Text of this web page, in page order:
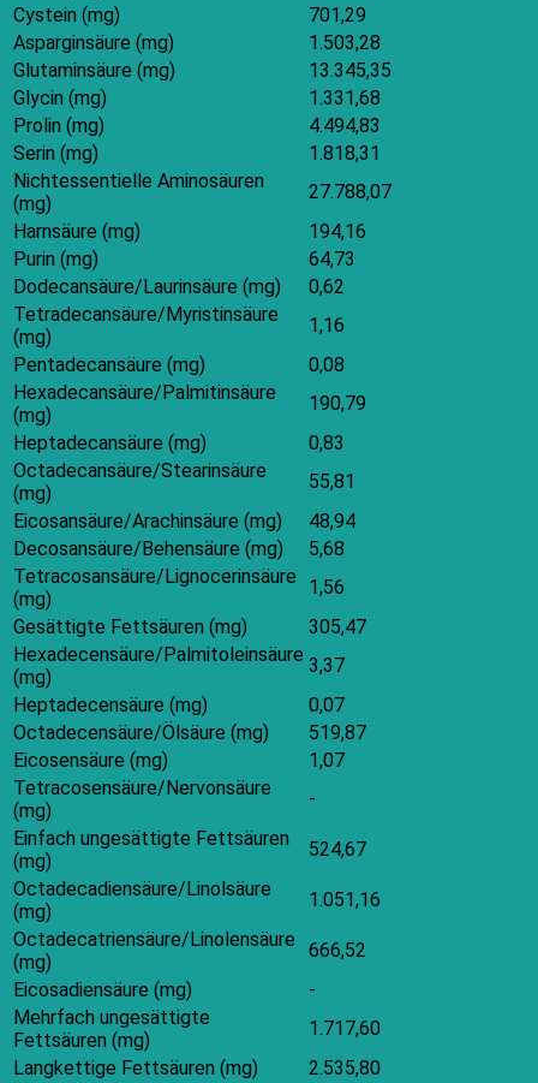
Cystein (mg)
701,29
Asparginsäure (mg)
1.503,28
Glutaminsäure (mg)
13.345,35
Glycin (mg)
1.331,68
Prolin (mg)
4.494,83
Serin (mg)
1.818,31
Nichtessentielle Aminosäuren
(mg)
27.788,07
Harnsäure (mg)
194,16
Purin (mg)
64,73
Dodecansäure/Laurinsäure (mg)
0,62
Tetradecansäure/Myristinsäure
(mg)
1,16
Pentadecansäure (mg)
0,08
Hexadecansäure/Palmitinsäure
(mg)
190,79
Heptadecansäure (mg)
0,83
Octadecansäure/Stearinsäure
(mg)
55,81
Eicosansäure/Arachinsäure (mg)
48,94
Decosansäure/Behensäure (mg)
5,68
Tetracosansäure/Lignocerinsäure
(mg)
1,56
Gesättigte Fettsäuren (mg)
305,47
Hexadecensäure/Palmitoleinsäure
(mg)
3,37
Heptadecensäure (mg)
0,07
Octadecensäure/Ölsäure (mg)
519,87
Eicosensäure (mg)
1,07
Tetracosensäure/Nervonsäure
(mg)
-
Einfach ungesättigte Fettsäuren
(mg)
524,67
Octadecadiensäure/Linolsäure
(mg)
1.051,16
Octadecatriensäure/Linolensäure
(mg)
666,52
Eicosadiensäure (mg)
-
Mehrfach ungesättigte
Fettsäuren (mg)
1.717,60
Langkettige Fettsäuren (mg)
2.535,80